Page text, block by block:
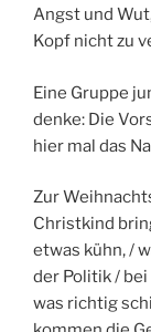
Angst und
Kopf nicht zu
Eine Gruppe
denke: Die
hier mal das
Zur
Christkind
etwas kühn, /
der Politik / bei
was richtig